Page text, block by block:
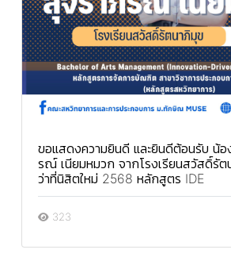
ขอแสดงความยินดี และยินดีต้อนรับ น้
รณ์ เนียมหมวก จากโรงเรียนสวัสดิ์รั
ว่าที่นิสิตใหม่ 2568 หลักสูตร IDE
323